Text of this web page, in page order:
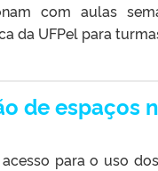
com aulas
da UFPel para
de espaços
para o uso